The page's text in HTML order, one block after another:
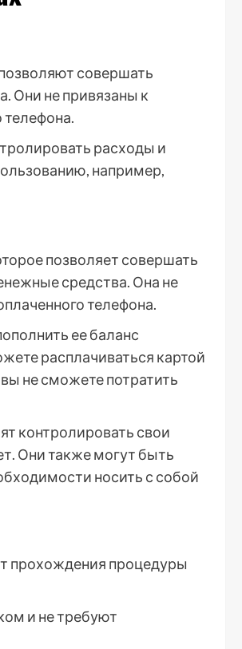
совершать
Они не привязаны к
телефона.
расходы и
например,
позволяет совершать
средства. Она не
телефона.
ее баланс
расплачиваться картой
не сможете потратить
контролировать свои
Они также могут быть
носить с собой
прохождения процедуры
и не требуют